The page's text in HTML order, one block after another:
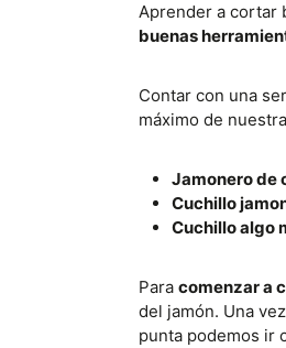
Aprender a cortar
buenas
Contar con una
máximo de
Jamonero de
Cuchillo
Cuchillo algo
Para comenzar a
del jamón. Una
punta podemos ir